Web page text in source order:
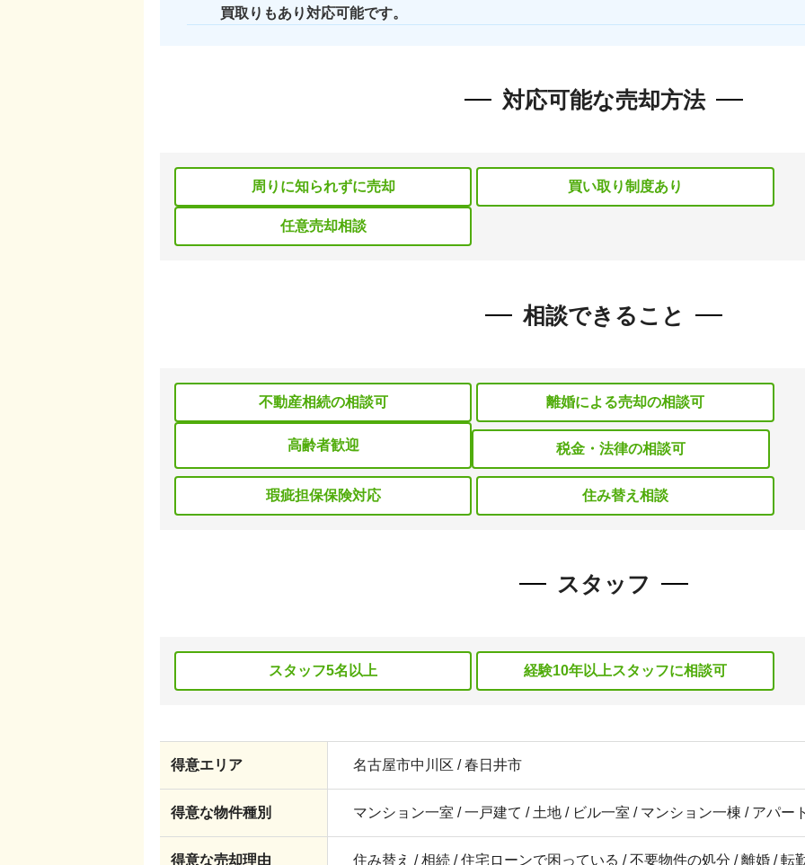
買取りもあり対応可能です。
対応可能な売却方法
周りに知られずに売却 買い取り制度あり
任意売却相談
相談できること
不動産相続の相談可 離婚による売却の相談可
高齢者歓迎 税金・法律の相談可
瑕疵担保保険対応 住み替え相談
スタッフ
スタッフ5名以上 経験10年以上スタッフに相談可
得意エリア 名古屋市中川区 / 春日井市
得意な物件種別 マンション一室 / 一戸建て / 土地 / ビル一室 / マンション一棟 / アパー
得意な売却理由 住み替え / 相続 / 住宅ローンで困っている / 不要物件の処分 / 離婚 / 転